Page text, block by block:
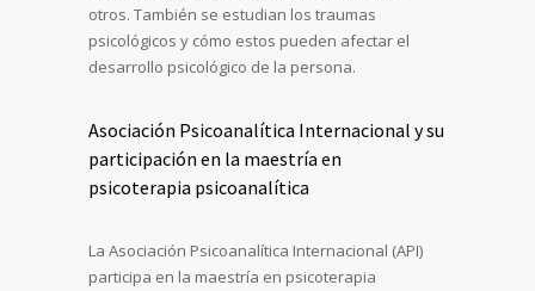
otros. También se estudian los traumas
psicológicos y cómo estos pueden afectar el
desarrollo psicológico de la persona.
Asociación Psicoanalítica Internacional y su
participación en la maestría en
psicoterapia psicoanalítica
La Asociación Psicoanalítica Internacional (API)
participa en la maestría en psicoterapia